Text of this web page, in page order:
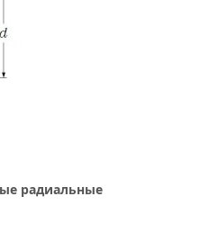
радиальные